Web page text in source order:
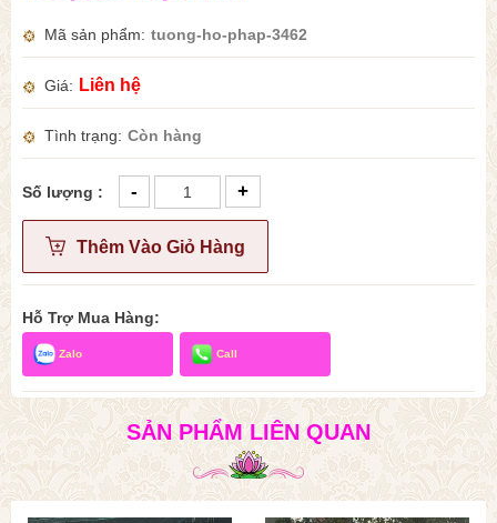
Mã sản phẩm tuong-ho-phap-3462
Giá Liên hệ
Tình trạng Còn hàng
Số lượng : - +
Thêm Vào Giỏ Hàng
Hỗ Trợ Mua Hàng:
Zalo Call
SẢN PHẨM LIÊN QUAN